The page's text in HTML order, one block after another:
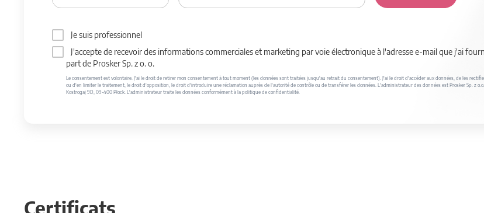
Je suis professionnel
J'accepte de recevoir des informations commerciales et marketing par voie électronique à l'adresse e-mail que j'ai
part de Prosker Sp. z o. o.
Le consentement est volontaire. J'ai le droit de retirer mon consentement à tout moment (les données sont traitées jusqu'au retrait du consentement). J'ai le droit d'accéder aux données, de les
ou d'en limiter le traitement, le droit d'opposition, le droit d'introduire une réclamation auprès de l'autorité de contrôle ou de transférer les données. L'administrateur des données est Prosker Sp. z o.o.,
Kostrogaj 9D, 09-400 Płock. L'administrateur traite les données conformément à la politique de confidentialité.
Certificats